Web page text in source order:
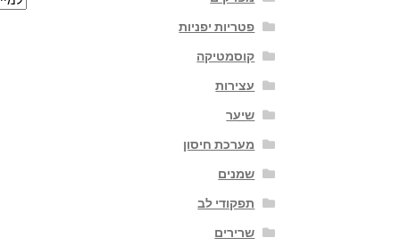
פטריות יפניות
קוסמטיקה
עצירות
שיער
מערכת חיסון
שמנים
תפקודי לב
שרירים